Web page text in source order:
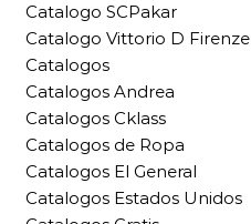
Catalogo SCPakar
Catalogo Vittorio D Firenze
Catalogos
Catalogos Andrea
Catalogos Cklass
Catalogos de Ropa
Catalogos El General
Catalogos Estados Unidos